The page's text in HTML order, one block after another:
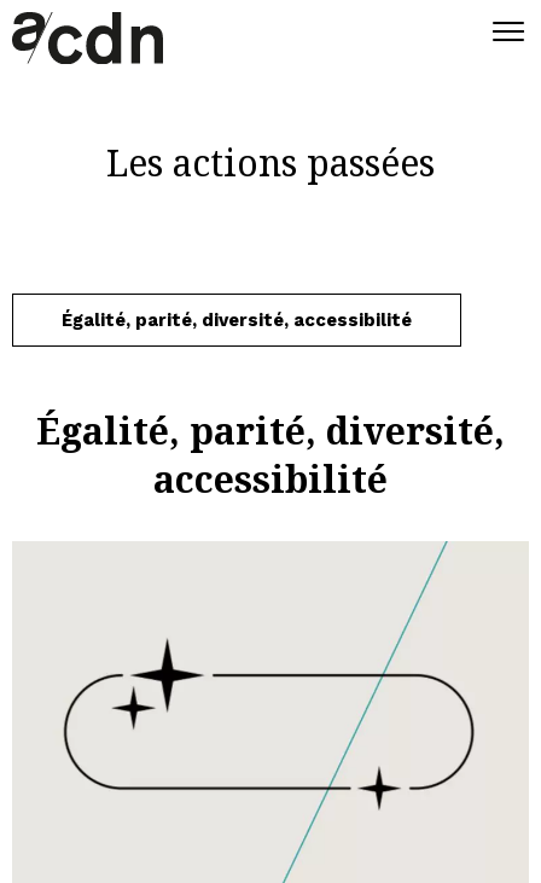
Les actions passées
Égalité, parité, diversité, accessibilité
Égalité, parité, diversité,
accessibilité